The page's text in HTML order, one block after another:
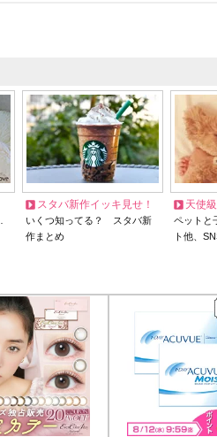
スタバ新作イッキ見せ！
いくつ知ってる？ スタバ新
作まとめ
天使
ペットと
ト他、